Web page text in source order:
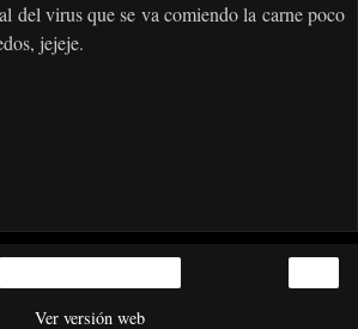
del virus que se va comiendo la carne poco
jejeje.
Ver versión web